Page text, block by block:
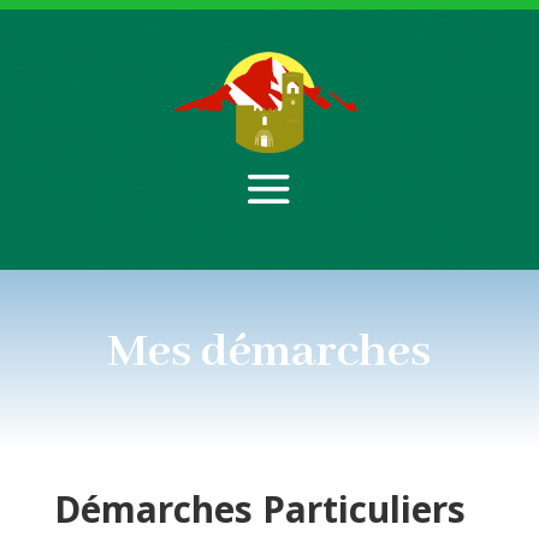
Mes démarches
Démarches Particuliers